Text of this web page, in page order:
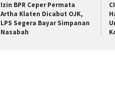
Izin BPR Ceper Permata
Artha Klaten Dicabut OJK,
LPS Segera Bayar Simpanan
Nasabah